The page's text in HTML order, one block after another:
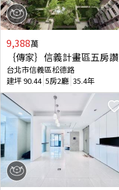
9,388萬
｛傳家｝信義計畫區五房讚
台北市信義區松德路
建坪90.44 5房2廳 35.4年